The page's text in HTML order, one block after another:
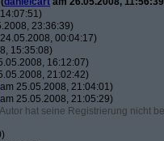
23:36:39)
00:04:17)
15:35:08)
16:12:07)
21:02:42)
am 25.05.2008, 21:04:01)
am 25.05.2008, 21:05:29)
hat seine Registrierung nicht